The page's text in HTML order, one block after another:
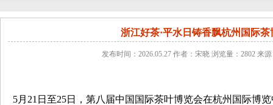
浙江好茶·平水日铸香飘杭州国际茶
发布时间：2026.05.27 作者：宋晓 浏览量：2802 来
5月21日至25日，第八届中国国际茶叶博览会在杭州国际博